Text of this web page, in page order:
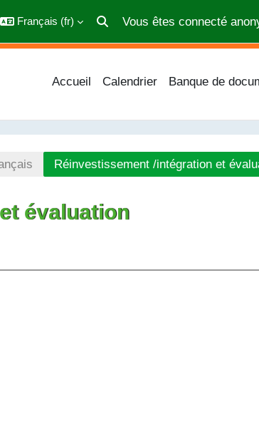
Français ‎(fr)‎
Activer/désactiver la saisie de
Vous êtes connecté
Accueil Calendrier Banque de
Réinvestissement /intégration et
évaluation